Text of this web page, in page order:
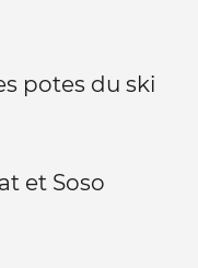
potes du ski
et Soso